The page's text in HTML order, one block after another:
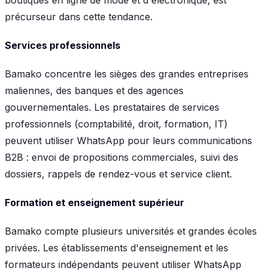
précurseur dans cette tendance.
Services professionnels
Bamako concentre les sièges des grandes entreprises
maliennes, des banques et des agences
gouvernementales. Les prestataires de services
professionnels (comptabilité, droit, formation, IT)
peuvent utiliser WhatsApp pour leurs communications
B2B : envoi de propositions commerciales, suivi des
dossiers, rappels de rendez-vous et service client.
Formation et enseignement supérieur
Bamako compte plusieurs universités et grandes écoles
privées. Les établissements d'enseignement et les
formateurs indépendants peuvent utiliser WhatsApp